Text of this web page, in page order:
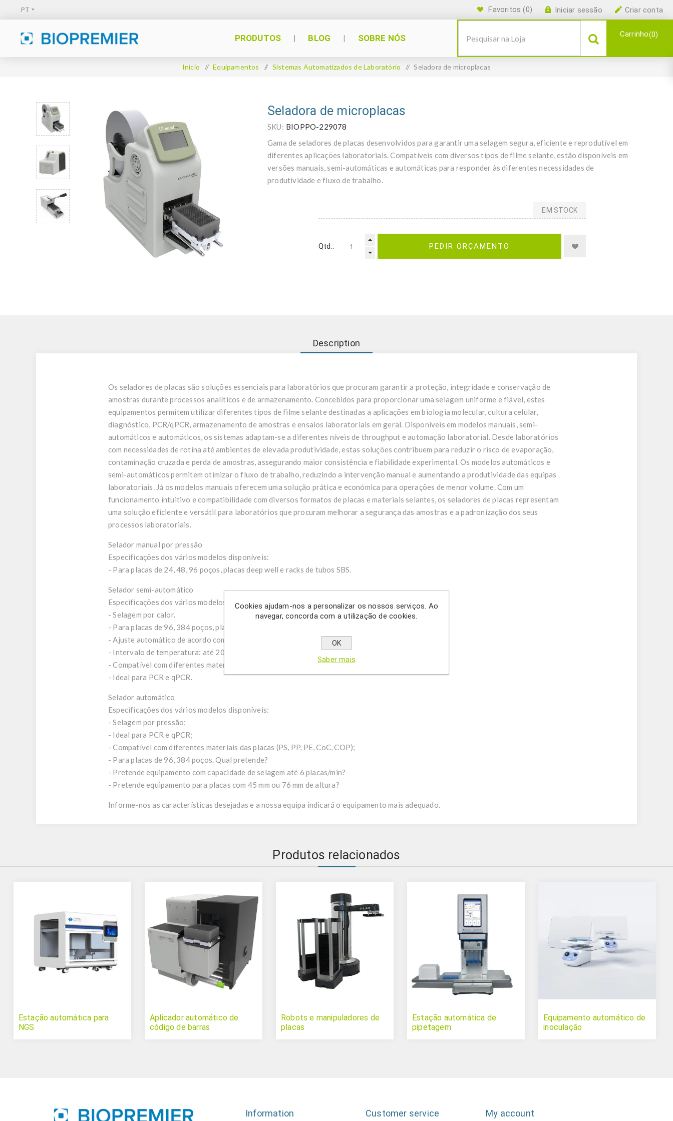
Criar conta
Iniciar sessão
Favoritos (0)
PRODUTOS BLOG SOBRE NÓS Carrinho 0
Início / Equipamentos / Sistemas Automatizados de Laboratório / Seladora de microplacas
Seladora de microplacas
SKU: BIOPPO-229078
Gama de seladores de placas desenvolvidos para garantir uma selagem segura, eficiente e reprodutível em
diferentes aplicações laboratoriais. Compatíveis com diversos tipos de filme selante, estão disponíveis em
versões manuais, semi-automáticas e automáticas para responder às diferentes necessidades de
produtividade e fluxo de trabalho.
EM STOCK
Qtd.: PEDIR ORÇAMENTO
Description
Os seladores de placas são soluções essenciais para laboratórios que procuram garantir a proteção, integridade e conservação de
amostras durante processos analíticos e de armazenamento. Concebidos para proporcionar uma selagem uniforme e fiável, estes
equipamentos permitem utilizar diferentes tipos de filme selante destinadas a aplicações em biologia molecular, cultura celular,
diagnóstico, PCR/qPCR, armazenamento de amostras e ensaios laboratoriais em geral. Disponíveis em modelos manuais, semi-
automáticos e automáticos, os sistemas adaptam-se a diferentes níveis de throughput e automação laboratorial. Desde laboratórios
com necessidades de rotina até ambientes de elevada produtividade, estas soluções contribuem para reduzir o risco de evaporação,
contaminação cruzada e perda de amostras, assegurando maior consistência e fiabilidade experimental. Os modelos automáticos e
semi-automáticos permitem otimizar o fluxo de trabalho, reduzindo a intervenção manual e aumentando a produtividade das equipas
laboratoriais. Já os modelos manuais oferecem uma solução prática e económica para operações de menor volume. Com um
funcionamento intuitivo e compatibilidade com diversos formatos de placas e materiais selantes, os seladores de placas representam
uma solução eficiente e versátil para laboratórios que procuram melhorar a segurança das amostras e a padronização dos seus
processos laboratoriais.
Selador manual por pressão
Especificações dos vários modelos disponíveis:
- Para placas de 24, 48, 96 poços, placas deep well e racks de tubos SBS.
Selador semi-automático
Especificações dos vários modelos disponíveis:
- Selagem por calor.
- Para placas de 96, 384 poços, placas deep well e racks de tubos.
- Ajuste automático de acordo com a altura da placa (9 a 48 mm);
- Intervalo de temperatura: até 200 °C;
- Compatível com diferentes materiais das placas (PS, PP, PE, CoC, COP)
- Ideal para PCR e qPCR.
Selador automático
Especificações dos vários modelos disponíveis:
- Selagem por pressão;
- Ideal para PCR e qPCR;
- Compatível com diferentes materiais das placas (PS, PP, PE, CoC, COP);
- Para placas de 96, 384 poços. Qual pretende?
- Pretende equipamento com capacidade de selagem até 6 placas/min?
- Pretende equipamento para placas com 45 mm ou 76 mm de altura?
Informe-nos as características desejadas e a nossa equipa indicará o equipamento mais adequado.
Produtos relacionados
Estação automática para
NGS
Aplicador automático de
código de barras
Robots e manipuladores de
placas
Estação automática de
pipetagem
Equipamento automático de
inoculação
Information Customer service My account
Cookies ajudam-nos a personalizar os nossos serviços. Ao
navegar, concorda com a utilização de cookies.
OK
Saber mais